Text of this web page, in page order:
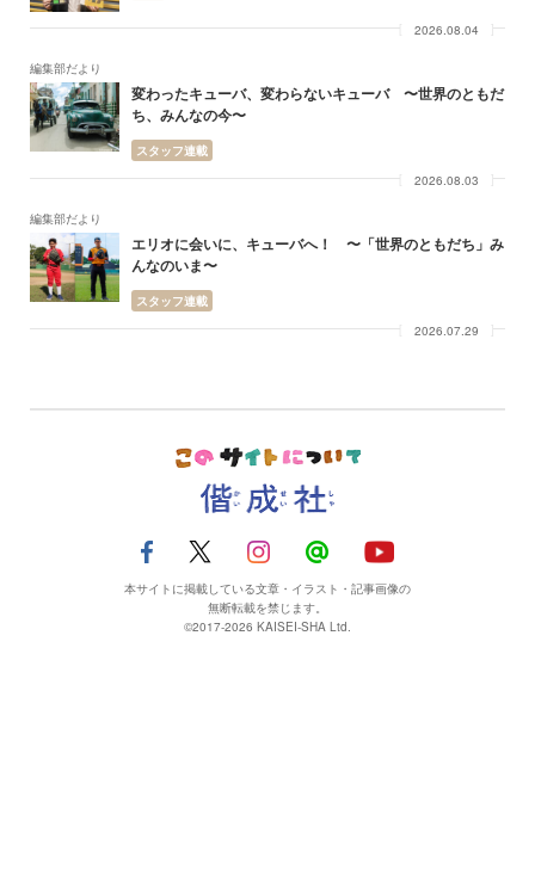
2026.08.04
編集部だより
変わったキューバ、変わらないキューバ 〜世界のともだ
ち、みんなの今〜
スタッフ連載
2026.08.03
編集部だより
エリオに会いに、キューバへ！ 〜「世界のともだち」み
んなのいま〜
スタッフ連載
2026.07.29
本サイトに掲載している文章・イラスト・記事画像の
無断転載を禁じます。
©2017-2026 KAISEI-SHA Ltd.